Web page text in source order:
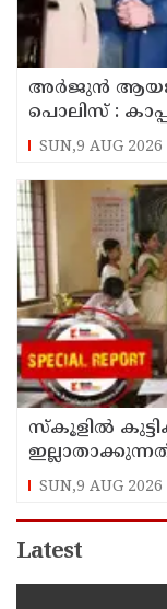
അര്‍ജുന്‍
പൊലിസ് :
നീക്കം
SUN,9 AUG 2026
സ്‌കൂളില്‍
ഷെഡ്യൂള്‍
SUN,9 AUG 2026
Latest